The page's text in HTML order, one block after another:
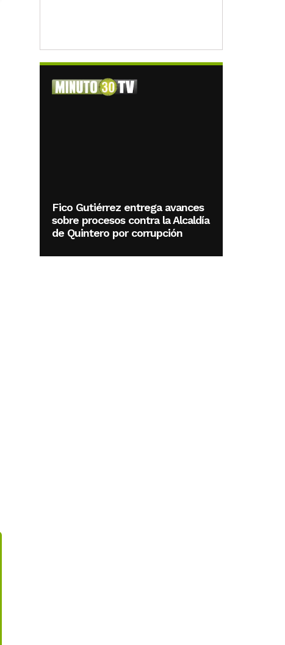
Fico Gutiérrez entrega avances
sobre procesos contra la Alcaldía
de Quintero por corrupción